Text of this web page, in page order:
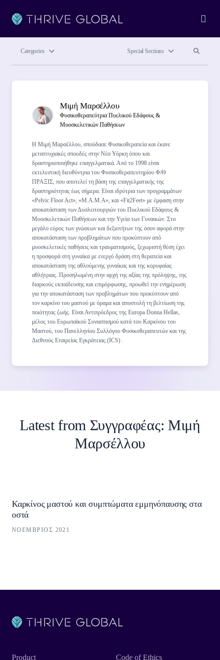
Categories Special Sections Search site
Μιμή Μαρσέλλου
Φυσικοθεραπεύτρια Πυελικού Εδάφους &
Μυοσκελετικών Παθήσεων
Η Μιμή Μαρσέλλου, σπούδασε Φυσικοθεραπεία και έκανε
μεταπτυχιακές σπουδές στην Νέα Υόρκη όπου και
δραστηριοποιήθηκε επαγγελματικά. Από το 1998 είναι
εκτελεστική διευθύντρια του Φυσικοθεραπευτηρίου Φ/Θ
ΠΡΑΞΙΣ, που αποτελεί τη βάση της επαγγελματικής της
δραστηριότητας έως σήμερα. Είναι ιδρύτρια των προγραμμάτων
«Pelvic Floor Act», «Μ.Α.Μ.Α», και «Fit2Feet» με έμφαση στην
αποκατάσταση των Δυσλειτουργιών του Πυελικού Εδάφους &
Μυοσκελετικών Παθήσεων και την Υγεία των Γυναικών. Στο
μεγάλο εύρος των γνώσεων και δεξιοτήτων της όσον αφορά στην
αποκατάσταση των προβλημάτων που προκύπτουν από
μυοσκελετικές παθήσεις και τραυματισμούς, ξεχωριστή θέση έχει
η προσφορά στη γυναίκα με ενεργό δράση στη θεραπεία και
αποκατάσταση της αθλούμενης γυναίκας και της κορυφαίας
αθλήτριας. Προσηλωμένη στην αρχή της αξίας της πρόληψης, της
διαρκούς εκπαίδευσης και επιμόρφωσης, προωθεί την ενημέρωση
για την αποκατάσταση των προβλημάτων που προκύπτουν από
τον καρκίνο του μαστού με όραμα και αποστολή τη βελτίωση της
ποιότητας ζωής. Είναι Αντιπρόεδρος της Europa Donna Hellas,
μέλος του Ευρωπαϊκού Συνασπισμού κατά του Καρκίνου του
Μαστού, του Πανελληνίου Συλλόγου Φυσικοθεραπευτών και της
Διεθνούς Εταιρείας Εγκράτειας (ICS) .
Latest from Συγγραφέας: Μιμή
Μαρσέλλου
Καρκίνος μαστού και συμπτώματα εμμηνόπαυσης στα
οστά
ΝΟΈΜΒΡΙΟΣ 2021
Product Code of Ethics